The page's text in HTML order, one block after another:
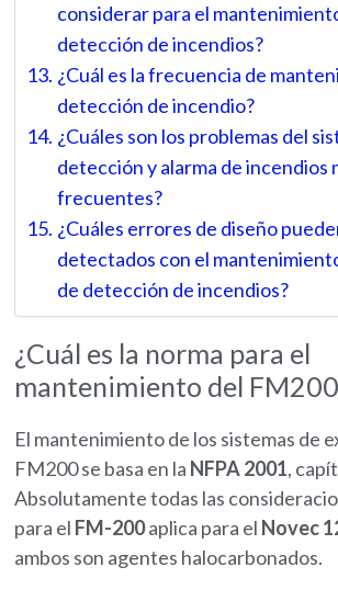
considerar para el
detección de incendios?
¿Cuál es la frecuencia de
detección de incendio?
¿Cuáles son los problemas del
detección y alarma de incendios
frecuentes?
¿Cuáles errores de diseño
detectados con el
de detección de incendios?
¿Cuál es la norma para el
mantenimiento del
El mantenimiento de los sistemas de
FM200 se basa en la NFPA 2001,
Absolutamente todas las
para el FM-200aplica para el Novec
ambos son agentes halocarbonados.